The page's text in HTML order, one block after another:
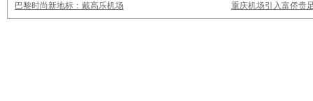
巴黎时尚新地标：戴高乐机场
重庆机场引入富侨贵